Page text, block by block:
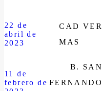
22 de
abril de
2023
CAD VER
MAS
11 de
febrero de
B. SAN
FERNANDO